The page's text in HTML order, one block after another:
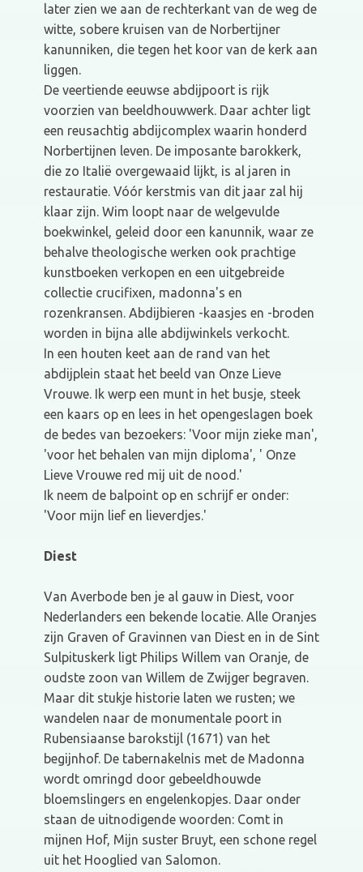
later zien we aan de rechterkant van de weg de
witte, sobere kruisen van de Norbertijner
kanunniken, die tegen het koor van de kerk aan
liggen.
De veertiende eeuwse abdijpoort is rijk
voorzien van beeldhouwwerk. Daar achter ligt
een reusachtig abdijcomplex waarin honderd
Norbertijnen leven. De imposante barokkerk,
die zo Italië overgewaaid lijkt, is al jaren in
restauratie. Vóór kerstmis van dit jaar zal hij
klaar zijn. Wim loopt naar de welgevulde
boekwinkel, geleid door een kanunnik, waar ze
behalve theologische werken ook prachtige
kunstboeken verkopen en een uitgebreide
collectie crucifixen, madonna's en
rozenkransen. Abdijbieren -kaasjes en -broden
worden in bijna alle abdijwinkels verkocht.
In een houten keet aan de rand van het
abdijplein staat het beeld van Onze Lieve
Vrouwe. Ik werp een munt in het busje, steek
een kaars op en lees in het opengeslagen boek
de bedes van bezoekers: 'Voor mijn zieke man',
'voor het behalen van mijn diploma', ' Onze
Lieve Vrouwe red mij uit de nood.'
Ik neem de balpoint op en schrijf er onder:
'Voor mijn lief en lieverdjes.'
Diest
Van Averbode ben je al gauw in Diest, voor
Nederlanders een bekende locatie. Alle Oranjes
zijn Graven of Gravinnen van Diest en in de Sint
Sulpituskerk ligt Philips Willem van Oranje, de
oudste zoon van Willem de Zwijger begraven.
Maar dit stukje historie laten we rusten; we
wandelen naar de monumentale poort in
Rubensiaanse barokstijl (1671) van het
begijnhof. De tabernakelnis met de Madonna
wordt omringd door gebeeldhouwde
bloemslingers en engelenkopjes. Daar onder
staan de uitnodigende woorden: Comt in
mijnen Hof, Mijn suster Bruyt, een schone regel
uit het Hooglied van Salomon.